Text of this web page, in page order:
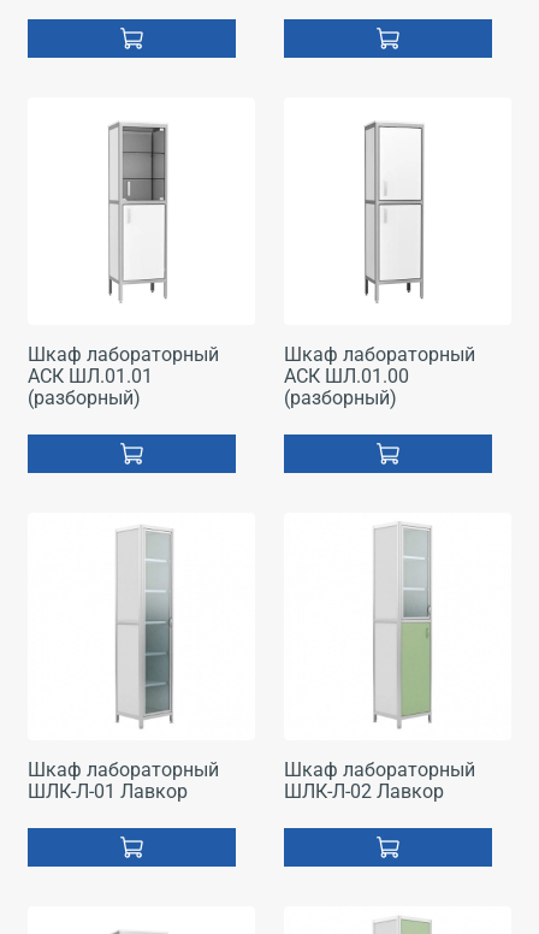
Шкаф лабораторный
АСК ШЛ.01.01
(разборный)
Шкаф лабораторный
АСК ШЛ.01.00
(разборный)
Шкаф лабораторный
ШЛК-Л-01 Лавкор
Шкаф лабораторный
ШЛК-Л-02 Лавкор